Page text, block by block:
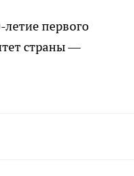
первого
страны —